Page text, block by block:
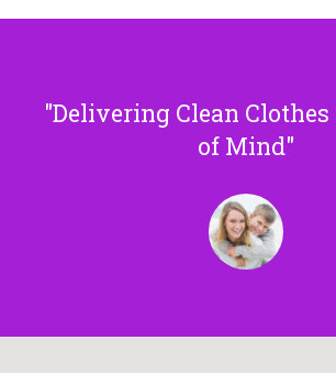
Delivering Clean Clothes
of Mind